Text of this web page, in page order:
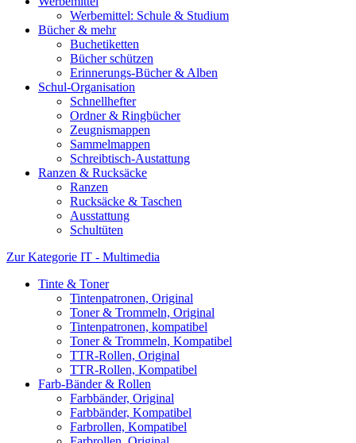
Werbemittel: Schule & Studium
Bücher & mehr
Buchetiketten
Bücher schützen
Erinnerungs-Bücher & Alben
Schul-Organisation
Schnellhefter
Ordner & Ringbücher
Zeugnismappen
Sammelmappen
Schreibtisch-Austattung
Ranzen & Rucksäcke
Ranzen
Rucksäcke & Taschen
Ausstattung
Schultüten
Zur Kategorie IT - Multimedia
Tinte & Toner
Tintenpatronen, Original
Toner & Trommeln, Original
Tintenpatronen, kompatibel
Toner & Trommeln, Kompatibel
TTR-Rollen, Original
TTR-Rollen, Kompatibel
Farb-Bänder & Rollen
Farbbänder, Original
Farbbänder, Kompatibel
Farbrollen, Kompatibel